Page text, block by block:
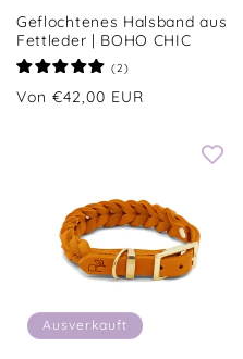
Geflochtenes Halsband aus
Fettleder | BOHO CHIC
(2)2
insgesamt
Normaler
Von €42,00 EUR
Ausverkauft